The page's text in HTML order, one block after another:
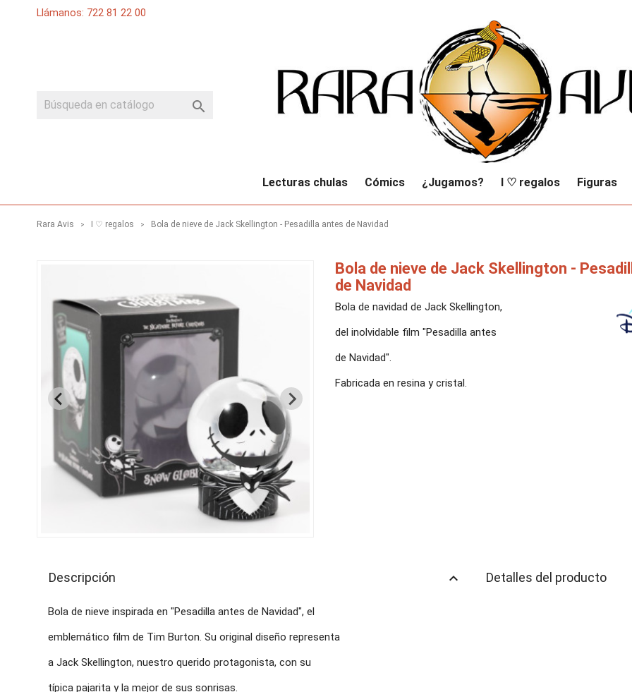
Llámanos: 722 81 22 00

Lecturas chulas Cómics ¿Jugamos? I ♡ regalos Figuras
Rara Avis I ♡ regalos Bola de nieve de Jack Skellington - Pesadilla antes de Navidad
Bola de nieve de Jack Skellington -
de Navidad
Bola de navidad de Jack Skellington,
del inolvidable film "Pesadilla antes
de Navidad".
Fabricada en resina y cristal.
Descripción keyboard_arrow_up
Bola de nieve inspirada en "Pesadilla antes de Navidad", el
emblemático film de Tim Burton. Su original diseño representa
a Jack Skellington, nuestro querido protagonista, con su
típica pajarita y la mejor de sus sonrisas.
Detalles del producto